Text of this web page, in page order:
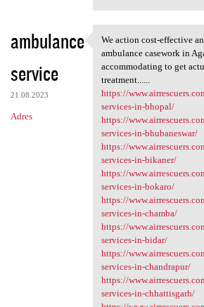
ambulance
service
21.08.2023
Adres
We action cost-
We action cost-effective
ambulance casework in
accommodating to get
treatment......
https://
services-in-bhopal/
https://
services-in-bhubaneswar/
https://
services-in-bikaner/
https://
services-in-bokaro/
https://
services-in-chamba/
https://
services-in-bidar/
https://
services-in-chandrapur/
https://
services-in-chhattisgarh/